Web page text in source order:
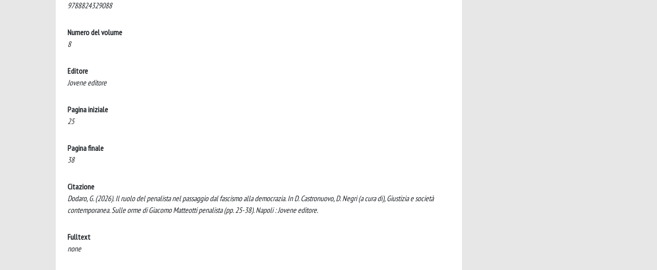
9788824329088
Numero del volume
8
Editore
Jovene editore
Pagina iniziale
25
Pagina finale
38
Citazione
Dodaro, G. (2026). Il ruolo del penalista nel passaggio dal fascismo alla democrazia. In D. Castronuovo, D. Negri (a cura di), Giustizia e società
contemporanea. Sulle orme di Giacomo Matteotti penalista (pp. 25-38). Napoli : Jovene editore.
Fulltext
none